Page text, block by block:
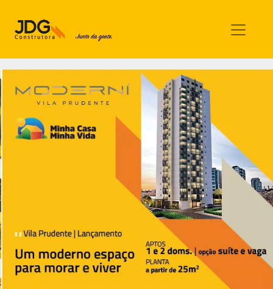
Contato
Sobre nós
Blog